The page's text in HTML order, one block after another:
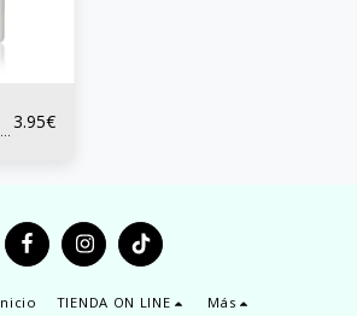
3.95€
TIENDA ON LINE Más